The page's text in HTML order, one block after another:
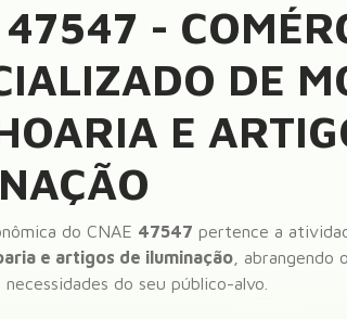
47547 -
DE
E
do CNAE 47547 pertence a
e artigos de iluminação ,
do seu público-alvo.